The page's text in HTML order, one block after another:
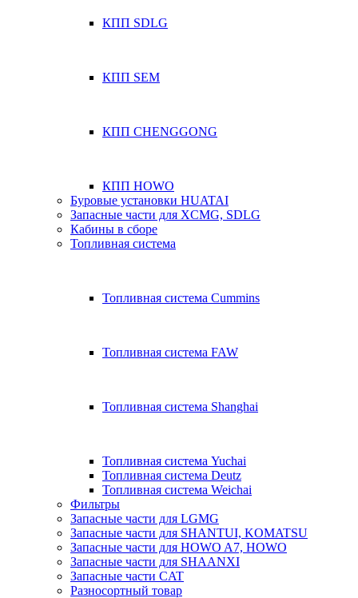
КПП SDLG
КПП SEM
КПП CHENGGONG
КПП HOWO
Буровые установки HUATAI
Запасные части для XCMG, SDLG
Кабины в сборе
Топливная система
Топливная система Cummins
Топливная система FAW
Топливная система Shanghai
Топливная система Yuchai
Топливная система Deutz
Топливная система Weichai
Фильтры
Запасные части для LGMG
Запасные части для SHANTUI, KOMATSU
Запасные части для HOWO A7, HOWO
Запасные части для SHAANXI
Запасные части CAT
Разносортный товар